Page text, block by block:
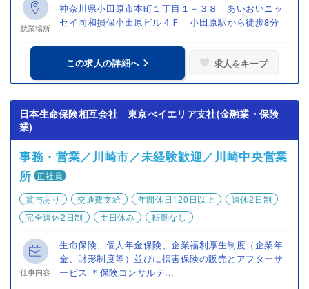
就業場所
神奈川県小田原市本町１丁目１－３８ あいおいニッ
セイ同和損保小田原ビル４Ｆ 小田原駅から徒歩8分
この求人の詳細へ 求人をキープ
日本生命保険相互会社 東京べイエリア支社(金融業・保険
業)
事務・営業／川崎市／未経験歓迎／川崎中央営業
所 正社員
賞与あり
交通費支給 年間休日120日以上
週休2日制
完全週休2日制
土日休み 転勤なし
仕事内容
生命保険、個人年金保険、企業福利厚生制度（企業年
金、財形制度等）並びに損害保険の販売とアフターサ
ービス ＊保険コンサルテ...